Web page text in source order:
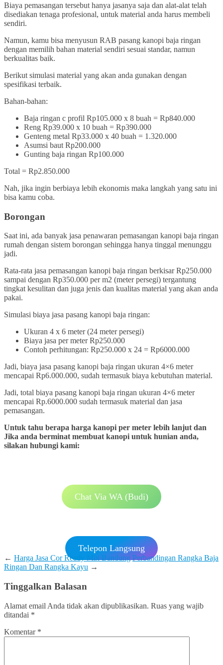
Biaya pemasangan tersebut hanya jasanya saja dan alat-alat telah
disediakan tenaga profesional, untuk material anda harus membeli
sendiri.
Namun, kamu bisa menyusun RAB pasang kanopi baja ringan
dengan memilih bahan material sendiri sesuai standar, namun
berkualitas baik.
Berikut simulasi material yang akan anda gunakan dengan
spesifikasi terbaik.
Bahan-bahan:
Baja ringan c profil Rp105.000 x 8 buah = Rp840.000
Reng Rp39.000 x 10 buah = Rp390.000
Genteng metal Rp33.000 x 40 buah = 1.320.000
Asumsi baut Rp200.000
Gunting baja ringan Rp100.000
Total = Rp2.850.000
Nah, jika ingin berbiaya lebih ekonomis maka langkah yang satu ini
bisa kamu coba.
Borongan
Saat ini, ada banyak jasa penawaran pemasangan kanopi baja ringan
rumah dengan sistem borongan sehingga hanya tinggal menunggu
jadi.
Rata-rata jasa pemasangan kanopi baja ringan berkisar Rp250.000
sampai dengan Rp350.000 per m2 (meter persegi) tergantung
tingkat kesulitan dan juga jenis dan kualitas material yang akan anda
pakai.
Simulasi biaya jasa pasang kanopi baja ringan:
Ukuran 4 x 6 meter (24 meter persegi)
Biaya jasa per meter Rp250.000
Contoh perhitungan: Rp250.000 x 24 = Rp6000.000
Jadi, biaya jasa pasang kanopi baja ringan ukuran 4×6 meter
mencapai Rp6.000.000, sudah termasuk biaya kebutuhan material.
Jadi, total biaya pasang kanopi baja ringan ukuran 4×6 meter
mencapai Rp.6000.000 sudah termasuk material dan jasa
pemasangan.
Untuk tahu berapa harga kanopi per meter lebih lanjut dan
Jika anda berminat membuat kanopi untuk hunian anda,
silakan hubungi kami:
Chat Via WA (Budi)
Telepon Langsung
← Harga Jasa Cor Ready Mix Bandung Perbandingan Rangka Baja
Ringan Dan Rangka Kayu →
Tinggalkan Balasan
Alamat email Anda tidak akan dipublikasikan. Ruas yang wajib
ditandai *
Komentar *